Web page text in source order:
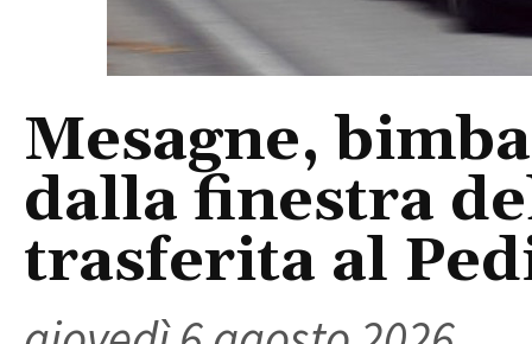
Mesagne,
dalla finestra
trasferita al